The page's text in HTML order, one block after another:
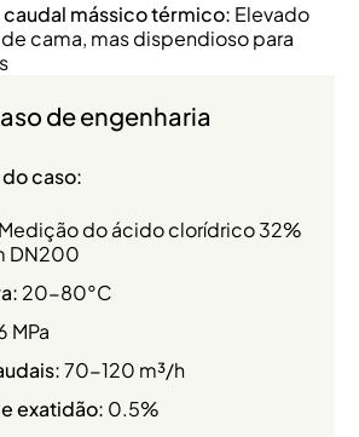
mássico térmico: Elevado
cama, mas dispendioso para
de engenharia
caso:
Medição do ácido clorídrico 32%
DN200
20-80°C
MPa
70-120 m³/h
exatidão: 0.5%